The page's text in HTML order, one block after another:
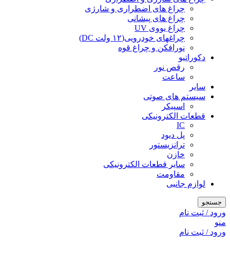
چراغ های اضطراری و شارژی
چراغ های پیشانی
چراغ یووی UV
چراغهای خودرویی(۱۲ ولت DC)
نورافکن و چراغ قوه
دکوراتیو
رقص نور
ساعت
سایر
سیستم های صوتی
اسپیکر
قطعات الکترونیکی
IC
پل دیود
ترانزیستور
خازن
سایر قطعات الکترونیکی
مقاومت
لوازم جانبی
جستجو
ورود / ثبت نام
منو
ورود / ثبت نام